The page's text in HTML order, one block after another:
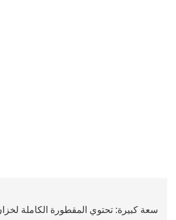
سعة كبيرة: تحتوي المقطورة الكاملة